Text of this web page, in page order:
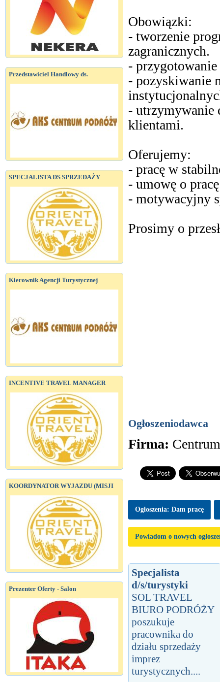
Przedstawiciel Handlowy ds.
SPECJALISTA DS SPRZEDAŻY
Kierownik Agencji Turystycznej
INCENTIVE TRAVEL MANAGER
KOORDYNATOR WYJAZDU (MISJI
Prezenter Oferty - Salon
Obowiązki:
- tworzenie
zagranicznych.
-
- pozyskiwanie
- utrzymywanie
klientami.
Oferujemy:
- pracę w
- umowę o
- motywacyjny
Prosimy o
Ogłoszeniodawca
Firma:
Ogłoszenia: Dam pracę
Powiadom o nowych
Specjalista
d/s/turystyki
SOL TRAVEL
BIURO PODRÓŻY
poszukuje
pracownika do
działu sprzedaży
imprez
turystycznych....